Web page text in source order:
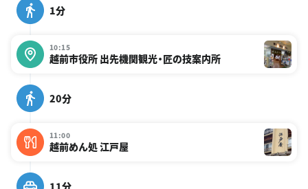
1分
10:15
越前市役所 出先機関観光・匠の技案内所
20分
11:00
越前めん処 江戸屋
11分